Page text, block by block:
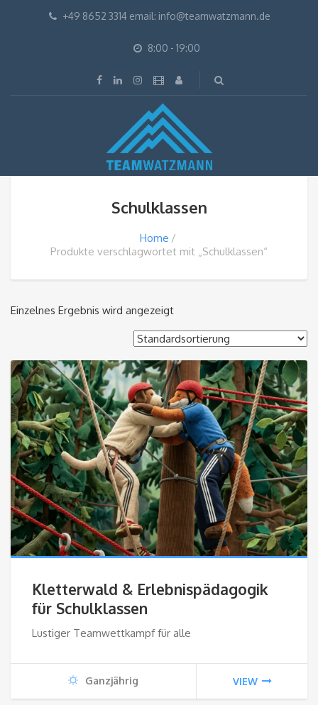
+49 8652 3314 email: info@teamwatzmann.de
8:00 - 19:00
Schulklassen
Home
Produkte verschlagwortet mit „Schulklassen“
Einzelnes Ergebnis wird angezeigt
Kletterwald & Erlebnispädagogik
für Schulklassen
Lustiger Teamwettkampf für alle
Ganzjährig VIEW